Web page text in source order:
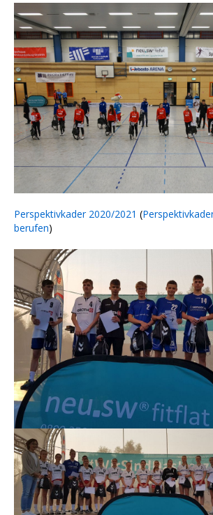
Perspektivkader 2020/2021 (
berufen)